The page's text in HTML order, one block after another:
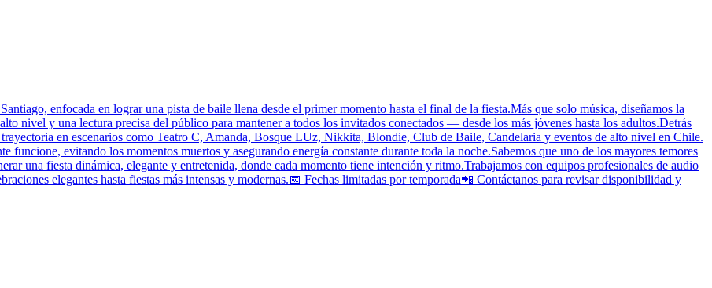
enfocada en lograr una pista de baile llena desde el primer momento hasta el final de la fiesta.Más que solo música, diseñamos la
nivel y una lectura precisa del público para mantener a todos los invitados conectados — desde los más jóvenes hasta los adultos.Detrás
en escenarios como Teatro C, Amanda, Bosque LUz, Nikkita, Blondie, Club de Baile, Candelaria y eventos de alto nivel en Chile.
funcione, evitando los momentos muertos y asegurando energía constante durante toda la noche.Sabemos que uno de los mayores temores
una fiesta dinámica, elegante y entretenida, donde cada momento tiene intención y ritmo.Trabajamos con equipos profesionales de audio
elegantes hasta fiestas más intensas y modernas.📅 Fechas limitadas por temporada📲 Contáctanos para revisar disponibilidad y